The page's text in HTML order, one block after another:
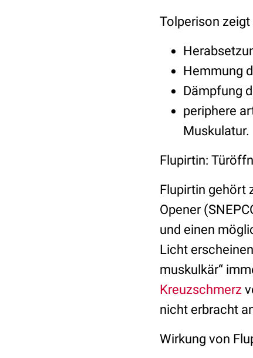
Tolperison
Hemmung
Dämpfung
periphere
Muskulatur.
Flupirtin:
Flupirtin gehört
Opener
und einen
Licht
muskulkär“
Kreuzschmerz
nicht erbracht
Wirkung von